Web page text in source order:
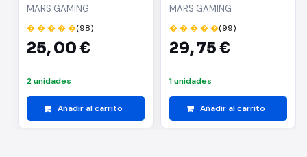
Inalámbrico Mars
Gaming MM-SK/ Hasta
8400 DPI
MARS GAMING
� � � � �(98)
25,00 €
2 unidades
Añadir al carrito
Inalámbrico Mars
Gaming MM-SK/ Hasta
8400 DPI/ Blanco
MARS GAMING
� � � � �(99)
29,75 €
1 unidades
Añadir al carrito